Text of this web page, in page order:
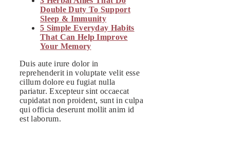
Double Duty To Support
Sleep & Immunity
5 Simple Everyday Habits
That Can Help Improve
Your Memory
Duis aute irure dolor in
reprehenderit in voluptate velit esse
cillum dolore eu fugiat nulla
pariatur. Excepteur sint occaecat
cupidatat non proident, sunt in culpa
qui officia deserunt mollit anim id
est laborum.